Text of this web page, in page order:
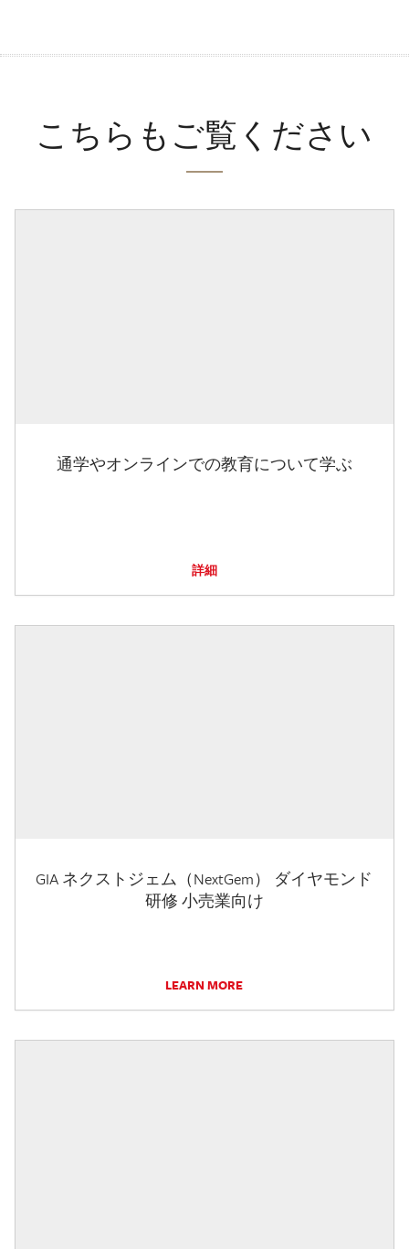
こちらもご覧ください
通学やオンラインでの教育について学ぶ
詳細
GIA ネクストジェム（NextGem） ダイヤモンド
研修 小売業向け
LEARN MORE